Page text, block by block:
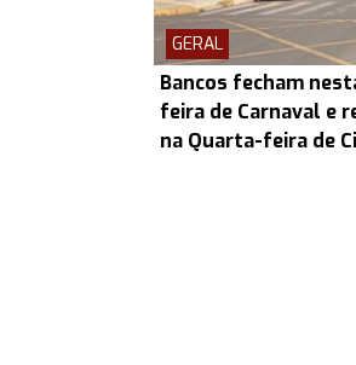
GERAL
Bancos fecham
feira de Carnaval e
na Quarta-feira de